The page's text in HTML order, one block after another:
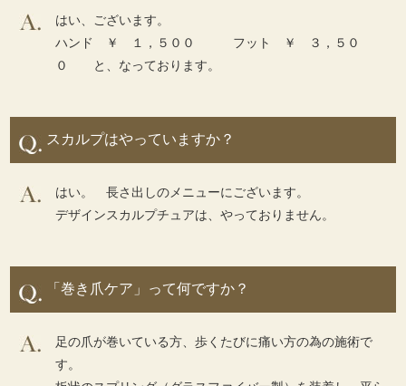
はい、ございます。
ハンド ￥ １，５００ フット ￥ ３，５０
０ と、なっております。
スカルプはやっていますか？
はい。 長さ出しのメニューにございます。
デザインスカルプチュアは、やっておりません。
「巻き爪ケア」って何ですか？
足の爪が巻いている方、歩くたびに痛い方の為の施術で
す。